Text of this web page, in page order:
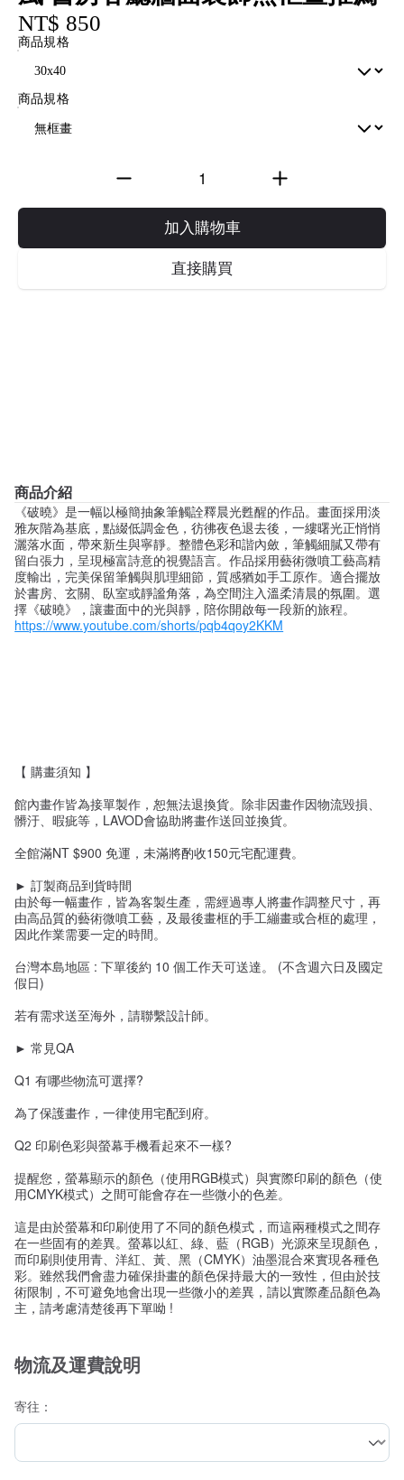
NT$ 850
商品規格
商品規格
加入購物車
直接購買
商品介紹
《破曉》是一幅以極簡抽象筆觸詮釋晨光甦醒的作品。畫面採用淡
雅灰階為基底，點綴低調金色，彷彿夜色退去後，一縷曙光正悄悄
灑落水面，帶來新生與寧靜。整體色彩和諧內斂，筆觸細膩又帶有
留白張力，呈現極富詩意的視覺語言。作品採用藝術微噴工藝高精
度輸出，完美保留筆觸與肌理細節，質感猶如手工原作。適合擺放
於書房、玄關、臥室或靜謐角落，為空間注入溫柔清晨的氛圍。選
擇《破曉》，讓畫面中的光與靜，陪你開啟每一段新的旅程。
https://www.youtube.com/shorts/pqb4qoy2KKM
【 購畫須知 】
館內畫作皆為接單製作，恕無法退換貨。除非因畫作因物流毀損、
髒汙、暇疵等，LAVOD會協助將畫作送回並換貨。
全館滿NT $900 免運，未滿將酌收150元宅配運費。
► 訂製商品到貨時間
由於每一幅畫作，皆為客製生產，需經過專人將畫作調整尺寸，再
由高品質的藝術微噴工藝，及最後畫框的手工繃畫或合框的處理，
因此作業需要一定的時間。
台灣本島地區 : 下單後約 10 個工作天可送達。 (不含週六日及國定
假日)
若有需求送至海外，請聯繫設計師。
► 常見QA
Q1 有哪些物流可選擇?
為了保護畫作，一律使用宅配到府。
Q2 印刷色彩與螢幕手機看起來不一樣?
提醒您，螢幕顯示的顏色（使用RGB模式）與實際印刷的顏色（使
用CMYK模式）之間可能會存在一些微小的色差。
這是由於螢幕和印刷使用了不同的顏色模式，而這兩種模式之間存
在一些固有的差異。螢幕以紅、綠、藍（RGB）光源來呈現顏色，
而印刷則使用青、洋紅、黃、黑（CMYK）油墨混合來實現各種色
彩。雖然我們會盡力確保掛畫的顏色保持最大的一致性，但由於技
術限制，不可避免地會出現一些微小的差異，請以實際產品顏色為
主，請考慮清楚後再下單呦 !
物流及運費說明
寄往：